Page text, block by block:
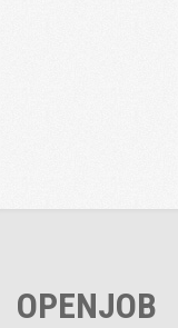
OPENJOB